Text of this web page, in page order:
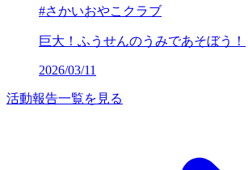
#さかいおやこクラブ
巨大！ふうせんのうみであそぼう！
2026/03/11
活動報告一覧を見る